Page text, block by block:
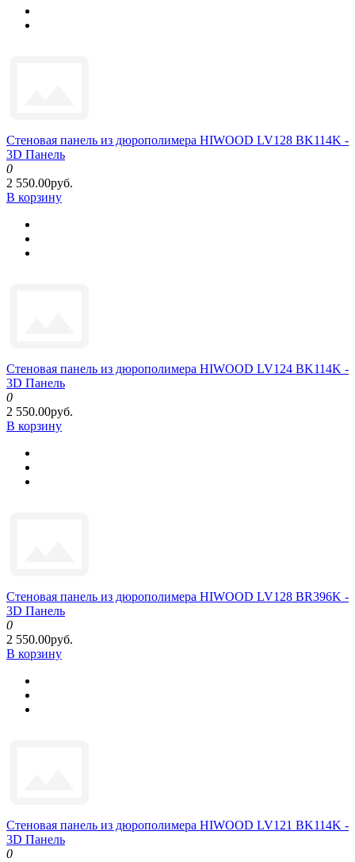
Стеновая панель из дюрополимера HIWOOD LV128 BK114K -
3D Панель
0
2 550.00руб.
В корзину
Стеновая панель из дюрополимера HIWOOD LV124 BK114K -
3D Панель
0
2 550.00руб.
В корзину
Стеновая панель из дюрополимера HIWOOD LV128 BR396K -
3D Панель
0
2 550.00руб.
В корзину
Стеновая панель из дюрополимера HIWOOD LV121 BK114K -
3D Панель
0